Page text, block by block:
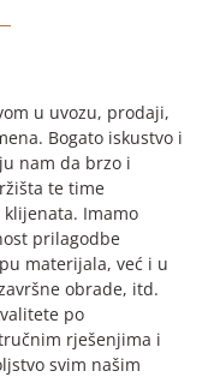
u uvozu, prodaji,
Bogato iskustvo i
nam da brzo i
te time
Imamo
prilagodbe
materijala, već i u
obrade, itd.
po
rješenjima i
svim našim